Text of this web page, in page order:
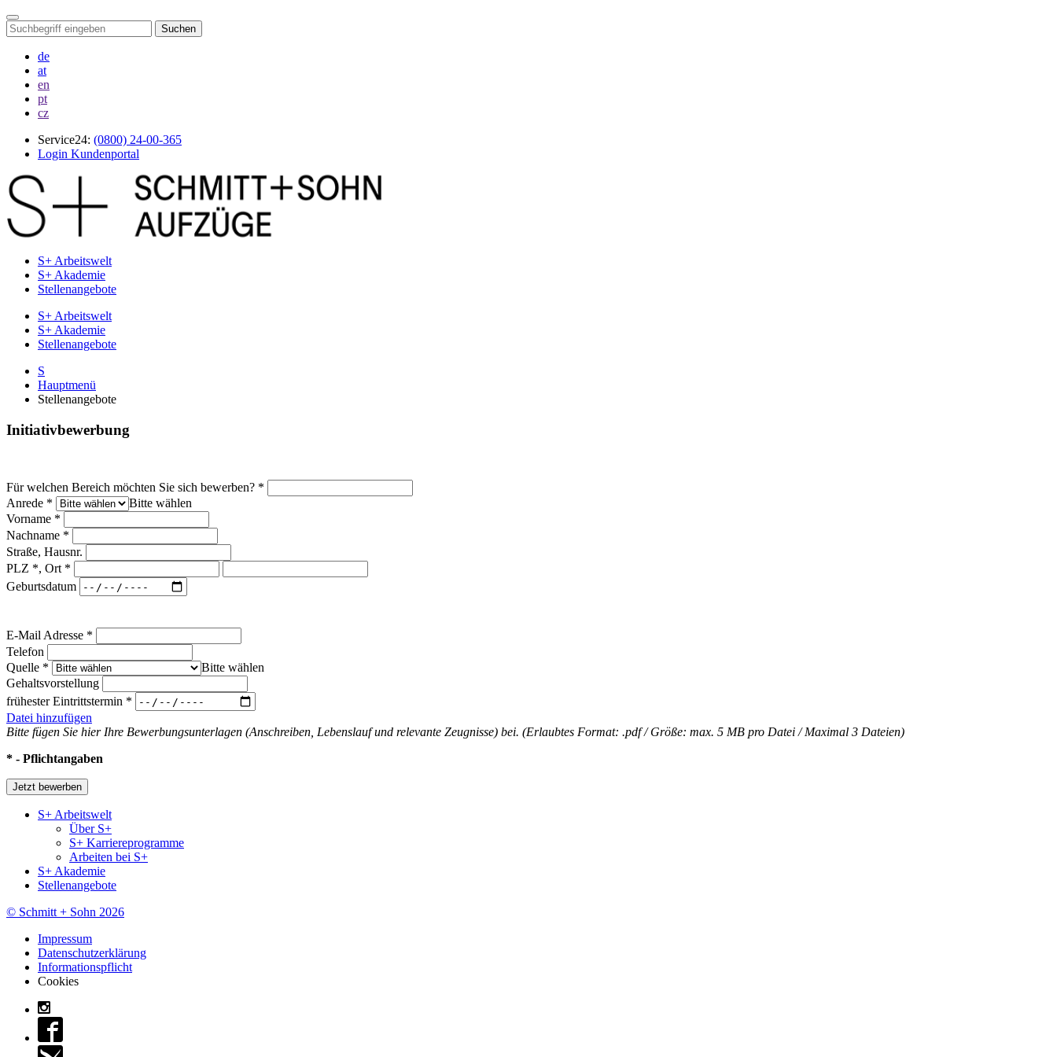
Suchen
de
at
en
pt
cz
Service24: (0800) 24-00-365
Login Kundenportal
S+ Arbeitswelt
S+ Akademie
Stellenangebote
S+ Arbeitswelt
S+ Akademie
Stellenangebote
S
Hauptmenü
Stellenangebote
Initiativbewerbung
Für welchen Bereich möchten Sie sich bewerben? *
Anrede *
Bitte wählen
Vorname *
Nachname *
Straße, Hausnr.
PLZ *, Ort *
Geburtsdatum
E-Mail Adresse *
Telefon
Quelle *
Bitte wählen
Gehaltsvorstellung
frühester Eintrittstermin *
Datei hinzufügen
Bitte fügen Sie hier Ihre Bewerbungsunterlagen (Anschreiben, Lebenslauf und relevante Zeugnisse) bei. (Erlaubtes Format: .pdf / Größe: max. 5 MB pro Datei / Maximal 3 Dateien)
* - Pflichtangaben
S+ Arbeitswelt
Über S+
S+ Karriereprogramme
Arbeiten bei S+
S+ Akademie
Stellenangebote
© Schmitt + Sohn 2026
Impressum
Datenschutzerklärung
Informationspflicht
Cookies